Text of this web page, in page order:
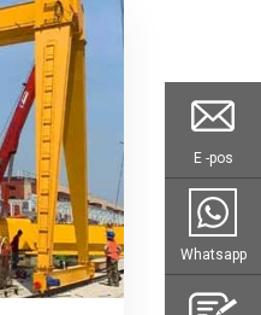
E -pos
Whatsapp